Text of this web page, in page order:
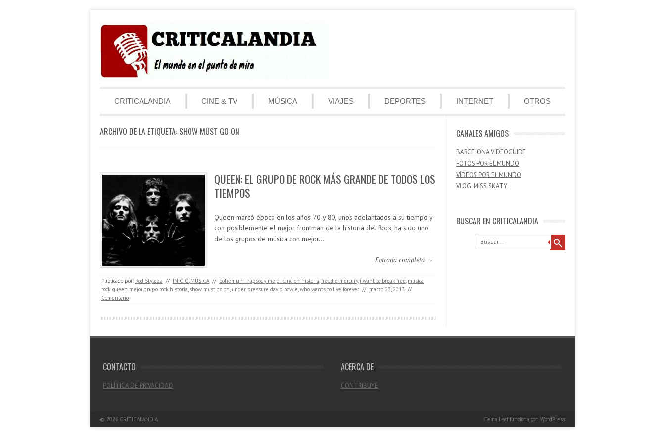
Menú
CRITICALANDIA
CINE & TV MÚSICA VIAJES DEPORTES INTERNET OTROS
ARCHIVO DE LA ETIQUETA: SHOW MUST GO ON
QUEEN: EL GRUPO DE ROCK MÁS GRANDE DE TODOS LOS
TIEMPOS
Queen marcó época en los años 70 y 80, unos adelantados a su tiempo y
con posiblemente el mejor frontman de la historia del Rock, ha sido uno
de los grupos de música con mejor…
Entrada completa →
Publicado por: Rod Stylezz // INICIO MÚSICA // bohemian rhapsody mejor cancion historia freddie mercury, i want to break free musica
rock queen mejor grupo rock historia show must go on under pressure david bowie who wants to live forever // marzo 23, 2013 //
Comentario
CANALES AMIGOS
BARCELONA VIDEOGUIDE
FOTOS POR EL MUNDO
VÍDEOS POR EL MUNDO
VLOG: MISS SKATY
BUSCAR EN CRITICALANDIA
Buscar
CONTACTO
POLÍTICA DE PRIVACIDAD
ACERCA DE
CONTRIBUYE
© 2026 CRITICALANDIA Tema Leaffunciona con WordPress